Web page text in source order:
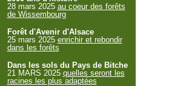
28 mars 2025 au coeur des forêts
de Wissembourg
Forêt d'Avenir d'Alsace
25 mars 2025 enrichir et rebondir
dans les forêts
Dans les sols du Pays de Bitche
21 MARS 2025 quelles seront les
racines les plus adaptées